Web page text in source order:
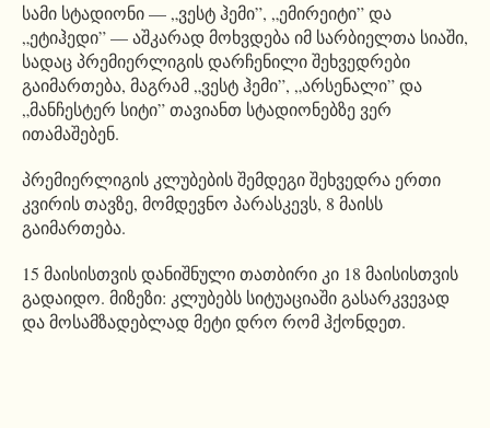
სამი სტადიონი — „ვესტ ჰემი”, „ემირეიტი” და
„ეტიჰედი” — აშკარად მოხვდება იმ სარბიელთა სიაში,
სადაც პრემიერლიგის დარჩენილი შეხვედრები
გაიმართება, მაგრამ „ვესტ ჰემი”, „არსენალი” და
„მანჩესტერ სიტი” თავიანთ სტადიონებზე ვერ
ითამაშებენ.
პრემიერლიგის კლუბების შემდეგი შეხვედრა ერთი
კვირის თავზე, მომდევნო პარასკევს, 8 მაისს
გაიმართება.
15 მაისისთვის დანიშნული თათბირი კი 18 მაისისთვის
გადაიდო. მიზეზი: კლუბებს სიტუაციაში გასარკვევად
და მოსამზადებლად მეტი დრო რომ ჰქონდეთ.